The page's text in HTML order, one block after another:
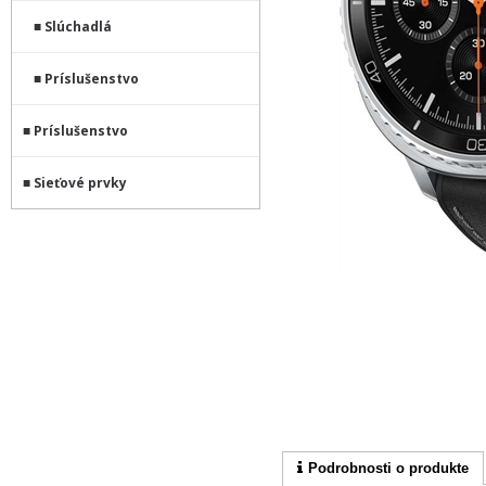
Slúchadlá
Príslušenstvo
Príslušenstvo
Sieťové prvky
Podrobnosti o produkte